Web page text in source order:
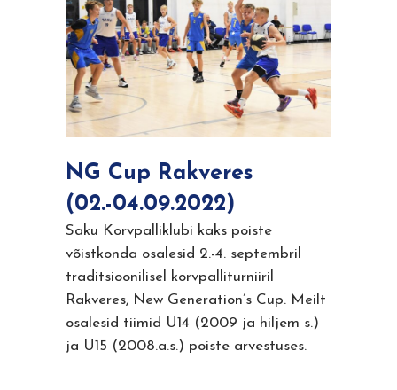
NG Cup Rakveres
(02.-04.09.2022)
Saku Korvpalliklubi kaks poiste
võistkonda osalesid 2.-4. septembril
traditsioonilisel korvpalliturniiril
Rakveres, New Generation’s Cup. Meilt
osalesid tiimid U14 (2009 ja hiljem s.)
ja U15 (2008.a.s.) poiste arvestuses.